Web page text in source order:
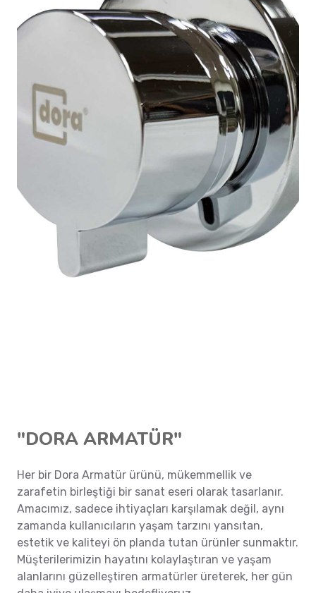
"DORA ARMATÜR"
Her bir Dora Armatür ürünü, mükemmellik ve
zarafetin birleştiği bir sanat eseri olarak tasarlanır.
Amacımız, sadece ihtiyaçları karşılamak değil, aynı
zamanda kullanıcıların yaşam tarzını yansıtan,
estetik ve kaliteyi ön planda tutan ürünler sunmaktır.
Müşterilerimizin hayatını kolaylaştıran ve yaşam
alanlarını güzelleştiren armatürler üreterek, her gün